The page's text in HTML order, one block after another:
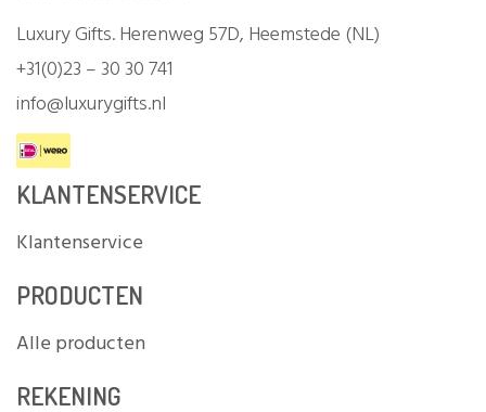
Luxury Gifts. Herenweg 57D, Heemstede (NL)
+31(0)23 – 30 30 741
info@luxurygifts.nl
KLANTENSERVICE
Klantenservice
PRODUCTEN
Alle producten
REKENING